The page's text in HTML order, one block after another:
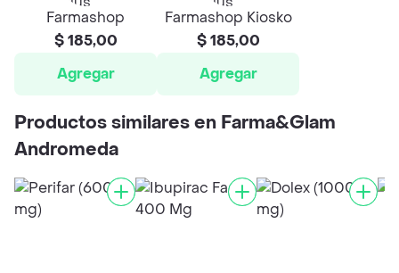
Farmashop
$ 185,00
Agregar
Farmashop Kiosko
$ 185,00
Agregar
Productos similares en Farma&Glam
Andromeda